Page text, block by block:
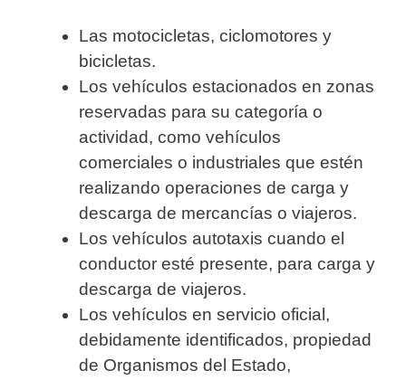
Las motocicletas, ciclomotores y
bicicletas.
Los vehículos estacionados en zonas
reservadas para su categoría o
actividad, como vehículos
comerciales o industriales que estén
realizando operaciones de carga y
descarga de mercancías o viajeros.
Los vehículos autotaxis cuando el
conductor esté presente, para carga y
descarga de viajeros.
Los vehículos en servicio oficial,
debidamente identificados, propiedad
de Organismos del Estado,